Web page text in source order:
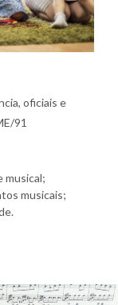
oficiais e
91
musical;
musicais;